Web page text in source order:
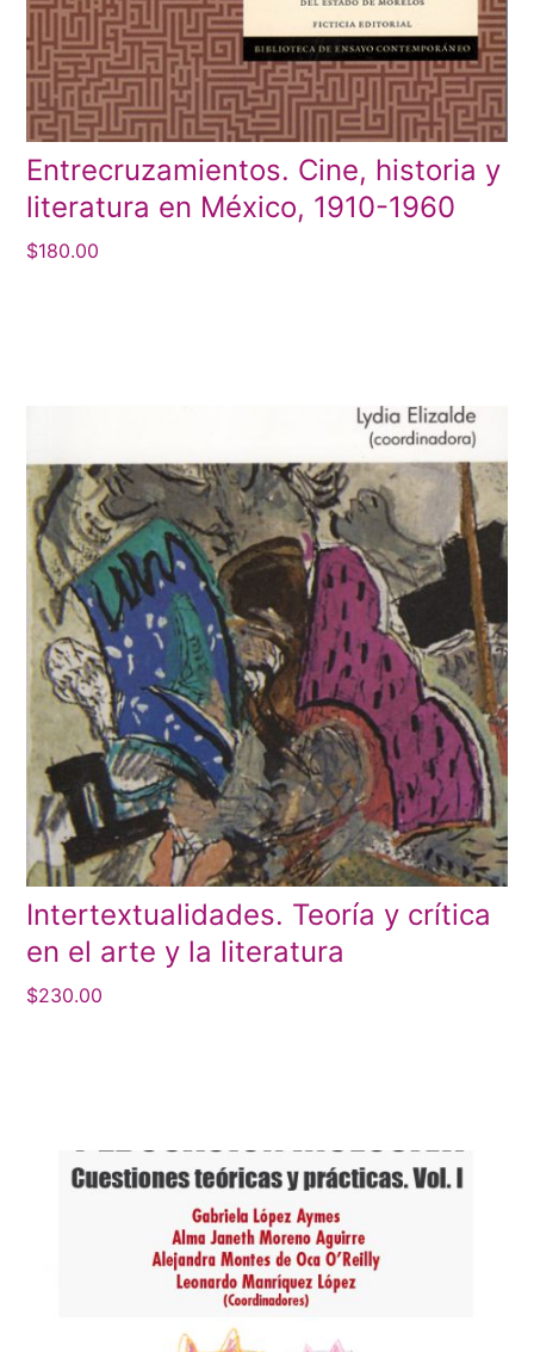
Entrecruzamientos. Cine, historia y
literatura en México, 1910-1960
$180.00
Intertextualidades. Teoría y crítica
en el arte y la literatura
$230.00